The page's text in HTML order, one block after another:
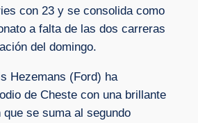
con 23 y se consolida como
a falta de las dos carreras
del domingo.
Hezemans (Ford) ha
de Cheste con una brillante
se suma al segundo